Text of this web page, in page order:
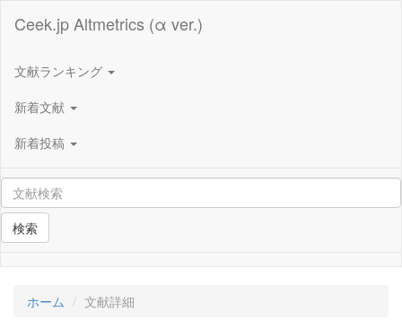
Ceek.jp Altmetrics (α ver.)
文献ランキング
新着文献
新着投稿
検索
ホーム 文献詳細